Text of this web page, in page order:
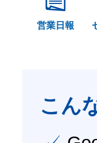
営業日報
こん